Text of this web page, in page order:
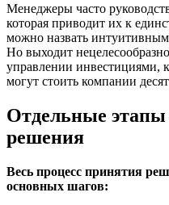
Менеджеры часто
которая приводит их к
можно назвать
Но выходит
управлении инвестициями,
могут стоить компании
Отдельные этапы
решения
Весь процесс принятия
основных шагов: